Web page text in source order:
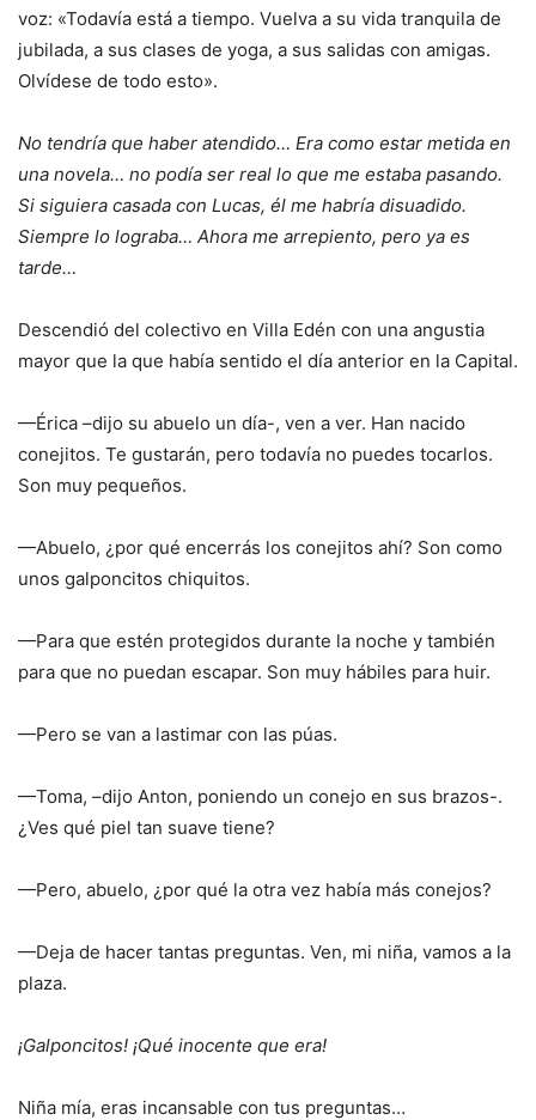
voz: «Todavía está a tiempo. Vuelva a su vida tranquila de
jubilada, a sus clases de yoga, a sus salidas con amigas.
Olvídese de todo esto».
No tendría que haber atendido… Era como estar metida en
una novela… no podía ser real lo que me estaba pasando.
Si siguiera casada con Lucas, él me habría disuadido.
Siempre lo lograba… Ahora me arrepiento, pero ya es
tarde…
Descendió del colectivo en Villa Edén con una angustia
mayor que la que había sentido el día anterior en la Capital.
—Érica –dijo su abuelo un día-, ven a ver. Han nacido
conejitos. Te gustarán, pero todavía no puedes tocarlos.
Son muy pequeños.
—Abuelo, ¿por qué encerrás los conejitos ahí? Son como
unos galponcitos chiquitos.
—Para que estén protegidos durante la noche y también
para que no puedan escapar. Son muy hábiles para huir.
—Pero se van a lastimar con las púas.
—Toma, –dijo Anton, poniendo un conejo en sus brazos-.
¿Ves qué piel tan suave tiene?
—Pero, abuelo, ¿por qué la otra vez había más conejos?
—Deja de hacer tantas preguntas. Ven, mi niña, vamos a la
plaza.
¡Galponcitos! ¡Qué inocente que era!
Niña mía, eras incansable con tus preguntas…